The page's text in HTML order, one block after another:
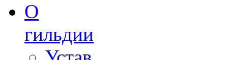
О
гильдии